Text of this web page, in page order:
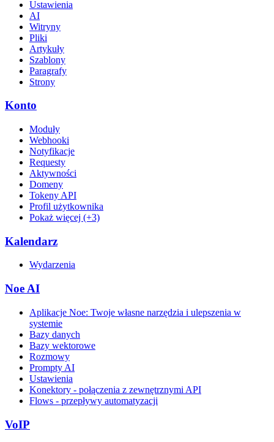
Ustawienia
AI
Witryny
Pliki
Artykuły
Szablony
Paragrafy
Strony
Konto
Moduły
Webhooki
Notyfikacje
Requesty
Aktywności
Domeny
Tokeny API
Profil użytkownika
Pokaż więcej (+3)
Kalendarz
Wydarzenia
Noe AI
Aplikacje Noe: Twoje własne narzędzia i ulepszenia w
systemie
Bazy danych
Bazy wektorowe
Rozmowy
Prompty AI
Ustawienia
Konektory - połączenia z zewnętrznymi API
Flows - przepływy automatyzacji
VoIP